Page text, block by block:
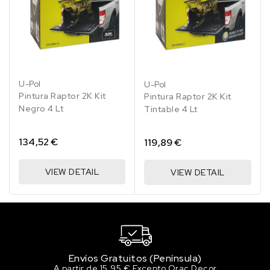
45.15 €
200 en stock
RAL 1012 Amarillo limón
45.15 €
RAL 1013 Blanco perla
45.15 €
194 en stock
RAL 1014 Marfil
45.15 €
45.15 €
RAL 1016 Amarillo azufre
189 en stock
U-Pol
Pintura Raptor 2K Kit
Negro 4 Lt
134,52 €
VIEW DETAIL
U-Pol
Pintura Raptor 2K Kit
Tintable 4 Lt
119,89 €
VIEW DETAIL
Envíos Gratuitos (Península)